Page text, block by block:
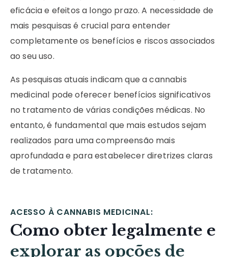
eficácia e efeitos a longo prazo. A necessidade de
mais pesquisas é crucial para entender
completamente os benefícios e riscos associados
ao seu uso.
As pesquisas atuais indicam que a cannabis
medicinal pode oferecer benefícios significativos
no tratamento de várias condições médicas. No
entanto, é fundamental que mais estudos sejam
realizados para uma compreensão mais
aprofundada e para estabelecer diretrizes claras
de tratamento.
ACESSO À CANNABIS MEDICINAL:
Como obter legalmente e
explorar as opções de